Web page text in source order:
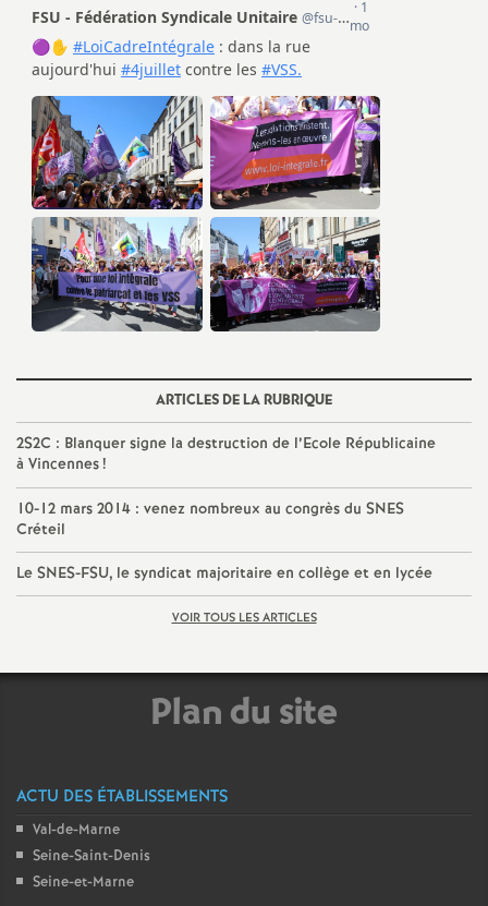
d
e
S
e
c
o
n
d
d
e
g
r
ARTICLES DE LA RUBRIQUE
2S2C : Blanquer signe la destruction de l’Ecole Républicaine
à Vincennes!
10-12 mars 2014 : venez nombreux au congrès du SNES
Créteil
Le SNES-FSU, le syndicat majoritaire en collège et en lycée
VOIR TOUS LES ARTICLES
Plan du site
ACTU DES ÉTABLISSEMENTS
Val-de-Marne
Seine-Saint-Denis
Seine-et-Marne